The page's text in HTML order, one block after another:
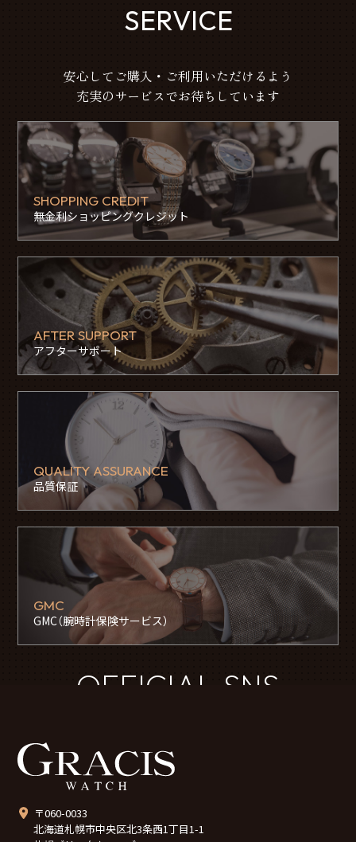
SERVICE
安心してご購入・ご利用いただけるよう
充実のサービスでお待ちしています
SHOPPING CREDIT
無金利ショッピングクレジット
AFTER SUPPORT
アフターサポート
QUALITY ASSURANCE
品質保証
GMC
GMC（腕時計保険サービス）
OFFICIAL SNS
〒060-0033
北海道札幌市中央区北3条西1丁目1-1